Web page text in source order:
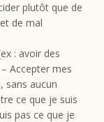
plutôt que de
de mal
: avoir des
Accepter mes
sans aucun
ce que je suis
pas ce que je